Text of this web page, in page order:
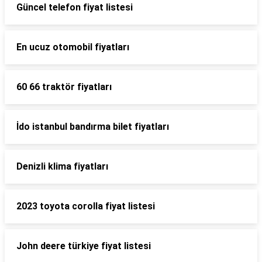
Güncel telefon fiyat listesi
En ucuz otomobil fiyatları
60 66 traktör fiyatları
İdo istanbul bandırma bilet fiyatları
Denizli klima fiyatları
2023 toyota corolla fiyat listesi
John deere türkiye fiyat listesi